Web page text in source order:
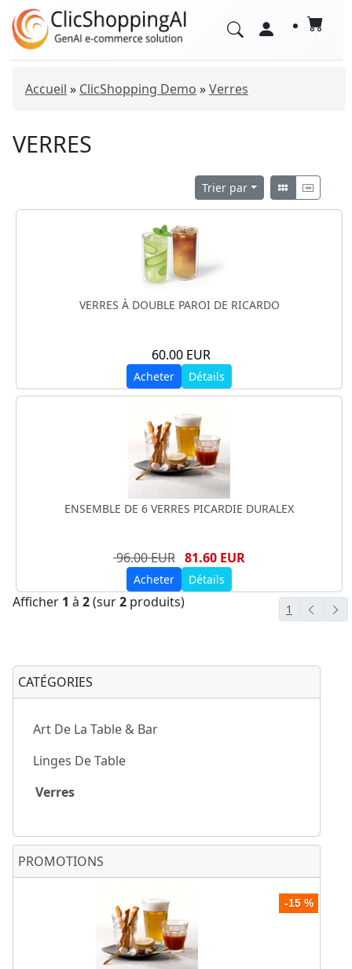
Accueil » ClicShopping Demo »Verres
VERRES
Trier par
VERRES À DOUBLE PAROI DE RICARDO
60.00 EUR
Acheter Détails
ENSEMBLE DE 6 VERRES PICARDIE DURALEX
96.00 EUR 81.60 EUR
Acheter Détails
Afficher 1 à 2(sur2 produits) 1
CATÉGORIES
Art De La Table & Bar
Linges De Table
Verres
PROMOTIONS
-15 %